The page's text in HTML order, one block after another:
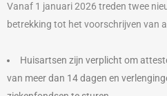
Vanaf 1 januari 2026 treden twee
betrekking tot het voorschrijven van
Huisartsen zijn verplicht om
van meer dan 14 dagen en